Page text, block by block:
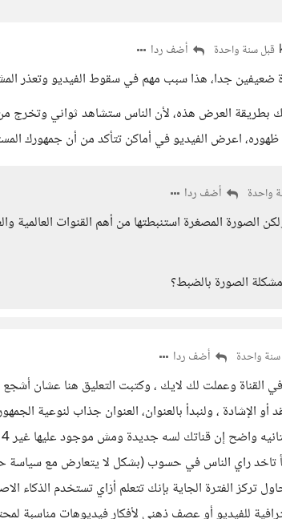
قبل سنة واحدة أضف ردا
ضعيفين جدا، هذا سبب مهم في سقوط الفيديو وتعذر
العرض هذه، لأن الناس ستشاهد ثواني وتخرج
ظهوره، اعرض الفيديو في أماكن تتأكد من أن جمهورك
واحدة أضف ردا
الصورة المصغرة استنبطتها من أهم القنوات العالمية
الصورة بالضبط؟
واحدة أضف ردا
القناة وعملت لك لايك ، وكتبت التعليق هنا عشان أشجع
الإشادة ، ولنبدأ بالعنوان، العنوان جذاب لنوعية
تاخد راي الناس في حسوب (بشكل لا يتعارض مع
تركز الفترة الجاية بإنك تتعلم أزاي تستخدم
للفيديو أو عصف ذهني لأفكار فيديوهات مناسبة